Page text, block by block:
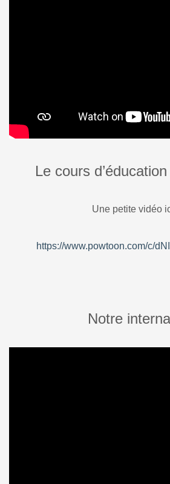
Le cours
Une petite vidéo
https://www.powtoon.com/c/
Notre